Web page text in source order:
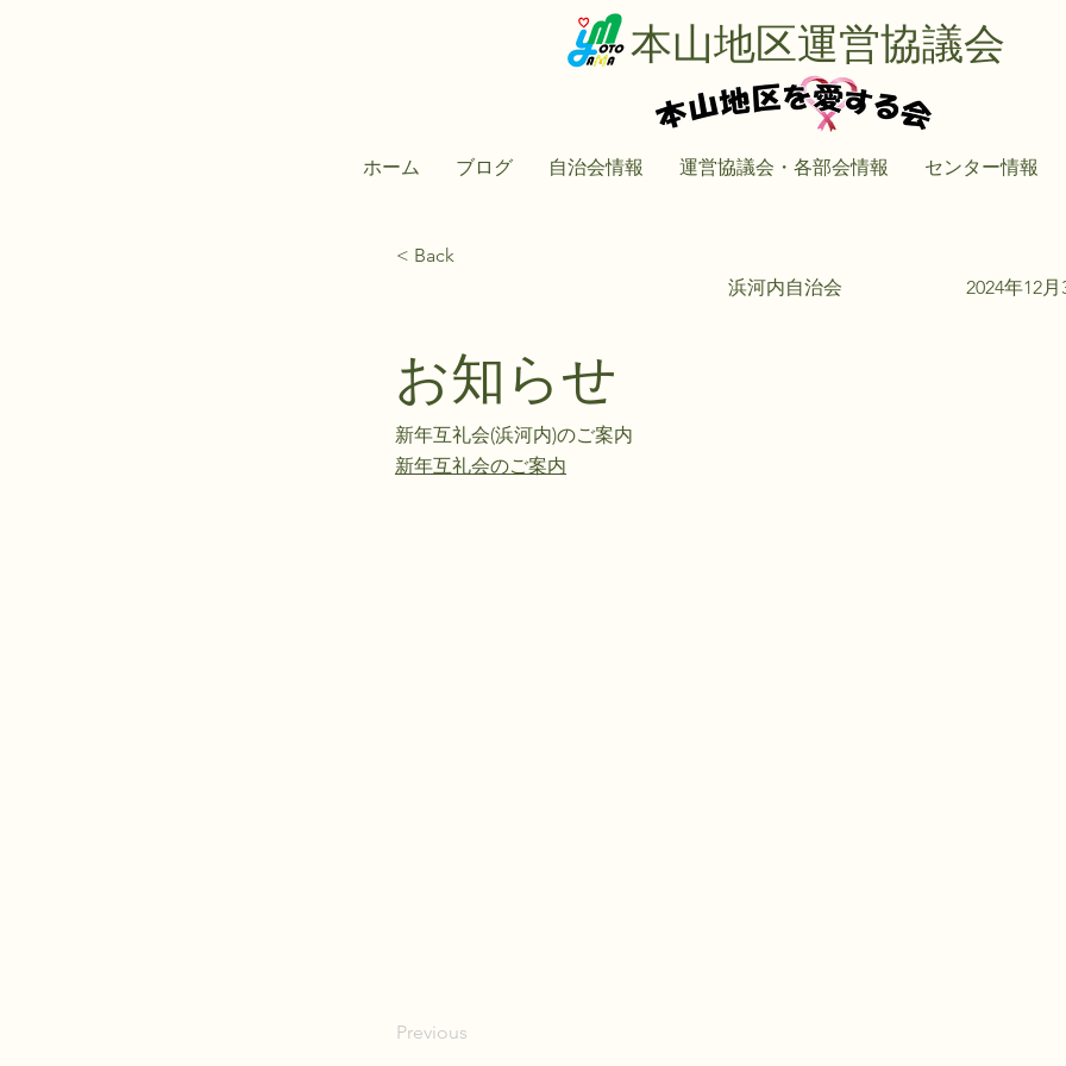
本山地区運営協議会
ホーム ブログ 自治会情報 運営協議会・各部会情報 センター情報
< Back
浜河内自治会
2024年12月
お知らせ
新年互礼会(浜河内)のご案内
新年互礼会のご案内
Previous